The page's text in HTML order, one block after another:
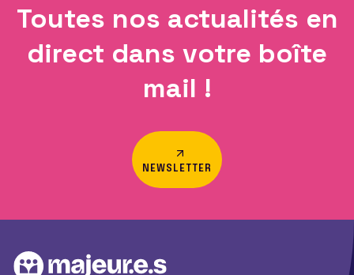
Toutes nos actualités en
direct dans votre boîte
mail !
NEWSLETTER